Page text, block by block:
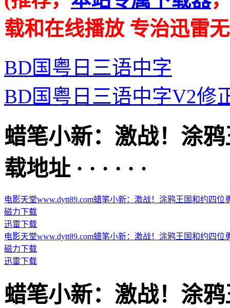
载和在线播放 专治迅雷
BD国粤日三语中字
BD国粤日三语中字V2修
蜡笔小新：激战！涂
载地址 · · · · · ·
电影天堂www.dytt89.com蜡笔小新：激战！涂鸦王国和约四位
磁力下载
迅雷下载
电影天堂www.dytt89.com蜡笔小新：激战！涂鸦王国和约四位
磁力下载
迅雷下载
蜡笔小新：激战！涂